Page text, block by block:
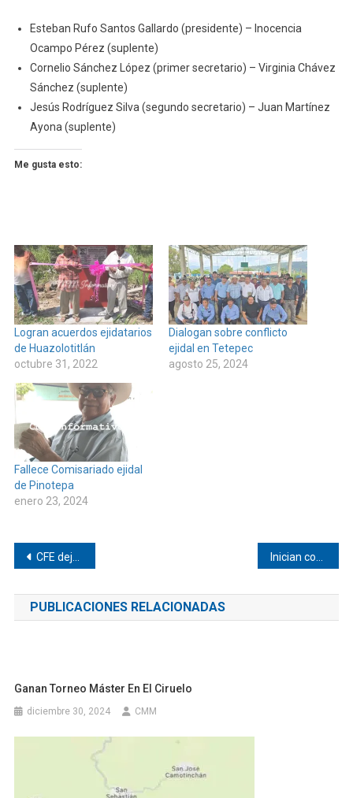
Esteban Rufo Santos Gallardo (presidente) – Inocencia
Ocampo Pérez (suplente)
Cornelio Sánchez López (primer secretario) – Virginia Chávez
Sánchez (suplente)
Jesús Rodríguez Silva (segundo secretario) – Juan Martínez
Ayona (suplente)
Me gusta esto:
Logran acuerdos ejidatarios
de Huazolotitlán
octubre 31, 2022
Dialogan sobre conflicto
ejidal en Tetepec
agosto 25, 2024
Fallece Comisariado ejidal
de Pinotepa
enero 23, 2024
Navegación
de
entradas
CFE deja inoperante la Alerta Sísmica en Pinotepa Inician construcción de aula en primaria de Santa Catarina Mechoacán
PUBLICACIONES RELACIONADAS
Ganan Torneo Máster En El Ciruelo
diciembre 30, 2024 CMM